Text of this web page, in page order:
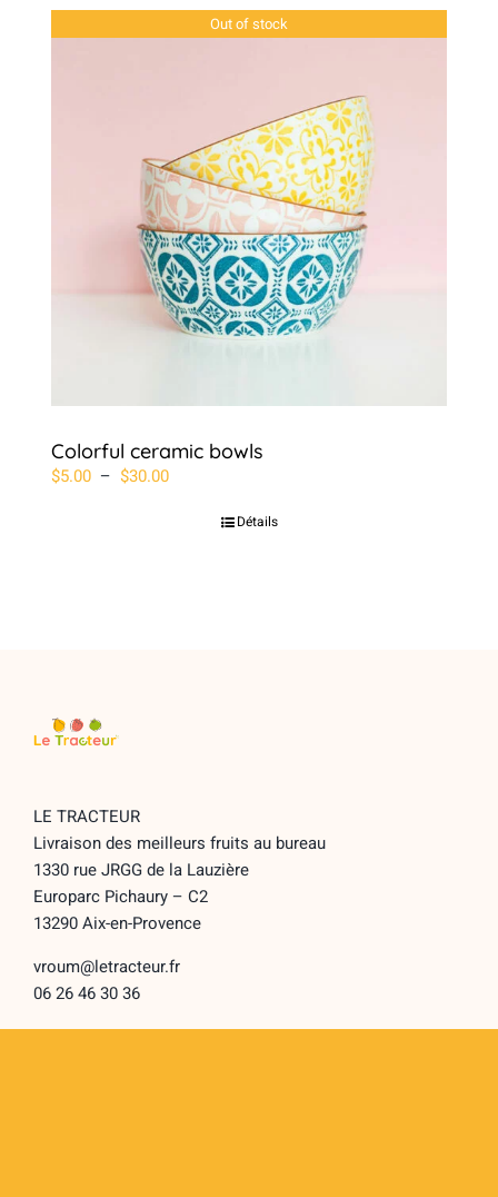
Out of stock
Colorful ceramic bowls
$5.00 – $30.00Plage
Détails
LE TRACTEUR
Livraison des meilleurs fruits au bureau
1330 rue JRGG de la Lauzière
Europarc Pichaury – C2
13290 Aix-en-Provence
vroum@letracteur.fr
06 26 46 30 36